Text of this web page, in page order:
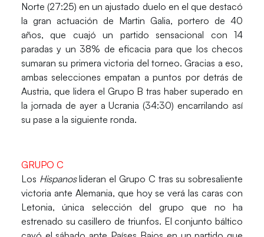
Norte (27:25) en un ajustado duelo en el que destacó
la gran actuación de Martin Galia, portero de 40
años, que cuajó un partido sensacional con 14
paradas y un 38% de eficacia para que los checos
sumaran su primera victoria del torneo. Gracias a eso,
ambas selecciones empatan a puntos por detrás de
Austria, que lidera el Grupo B tras haber superado en
la jornada de ayer aUcrania (34:30) encarrilando así
su pase a la siguiente ronda.
GRUPO C
Los Hispanoslideran el Grupo C tras su sobresaliente
victoria ante Alemania, que hoy se verá las caras con
Letonia, única selección del grupo que no ha
estrenado su casillero de triunfos. El conjunto báltico